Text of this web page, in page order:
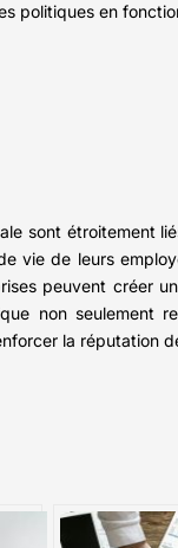
politiques en
sont étroitement
vie de leurs
peuvent créer
non seulement
la réputation